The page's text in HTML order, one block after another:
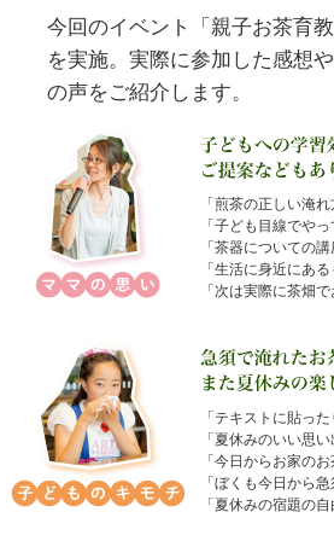
今回のイベント「親子お茶育
を実施。実際に参加した感想
の声をご紹介します。
「煎茶の正しい淹
「子ども目線でや
「茶器についての
「生活に身近にあ
「次は実際に茶畑
「テキストに貼っ
「夏休みのいい思
「今日からお家の
「ぼくも今日から
「夏休みの宿題の